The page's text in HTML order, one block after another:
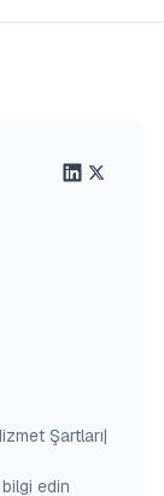
Şartları|
edin